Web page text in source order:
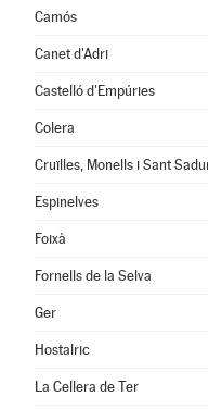
Camós
Canet d'Adri
Castelló d'Empúries
Colera
Espinelves
Foixà
Fornells de la Selva
Ger
Hostalric
La Cellera de Ter